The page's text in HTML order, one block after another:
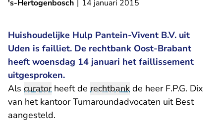
's-Hertogenbosch | 14 januari 2015
Huishoudelijke Hulp Pantein-Vivent B.V. uit
Uden is failliet. De rechtbank Oost-Brabant
heeft woensdag 14 januari het faillissement
uitgesproken.
Als curatorheeft de rechtbank de heer F.P.G. Dix
van het kantoor Turnaroundadvocaten - U verlaat
uit Best
aangesteld.